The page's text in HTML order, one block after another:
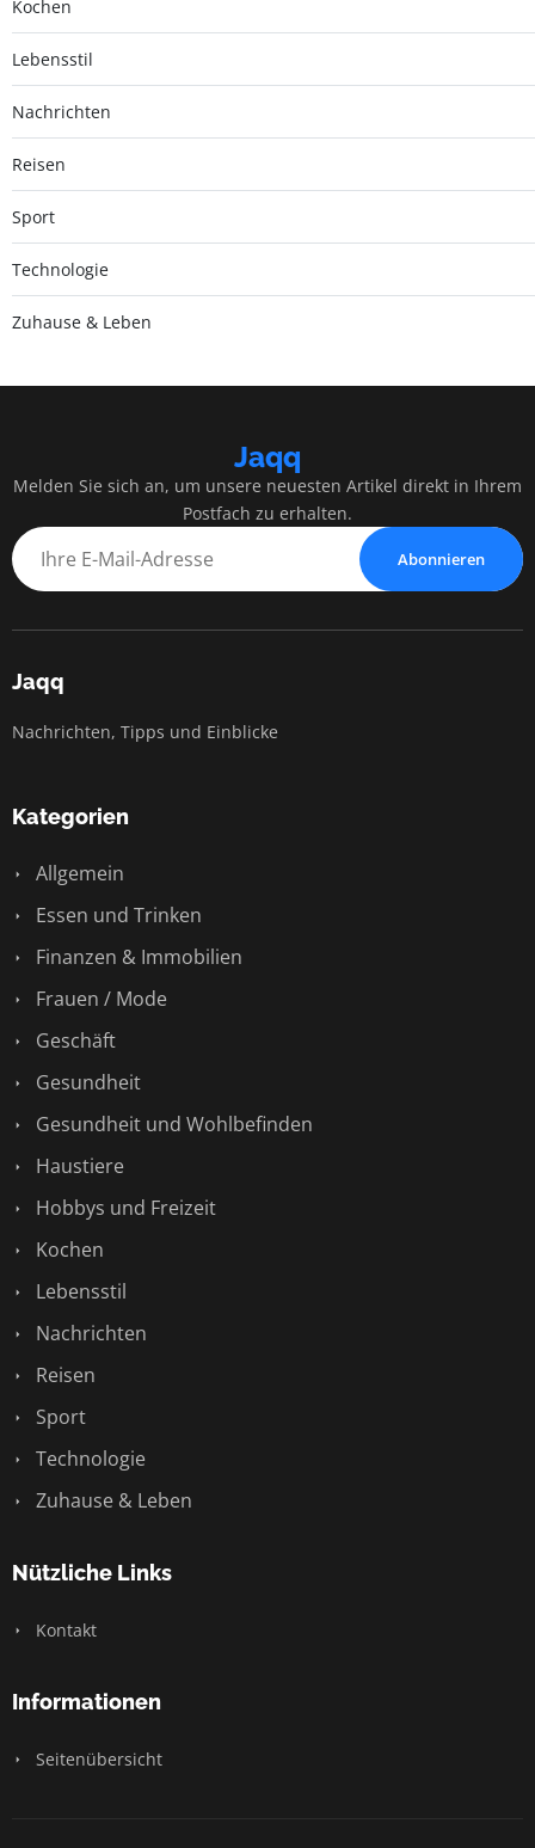
Kochen
Lebensstil
Nachrichten
Reisen
Sport
Technologie
Zuhause & Leben
Jaqq
Melden Sie sich an, um unsere neuesten Artikel direkt in Ihrem
Postfach zu erhalten.
Abonnieren
Jaqq
Nachrichten, Tipps und Einblicke
Kategorien
Allgemein
Essen und Trinken
Finanzen & Immobilien
Frauen / Mode
Geschäft
Gesundheit
Gesundheit und Wohlbefinden
Haustiere
Hobbys und Freizeit
Kochen
Lebensstil
Nachrichten
Reisen
Sport
Technologie
Zuhause & Leben
Nützliche Links
Kontakt
Informationen
Seitenübersicht